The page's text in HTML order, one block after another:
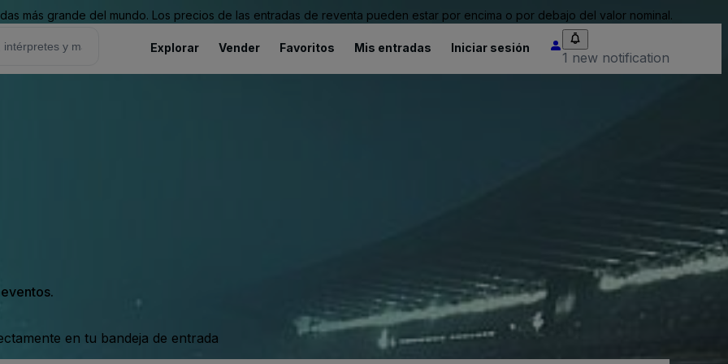
más grande del mundo. Los precios de las entradas de reventa pueden estar por encima o por debajo del valor nominal.
Explorar Vender Favoritos Mis entradas Iniciar sesión
1 new notification
en tu bandeja de entrada